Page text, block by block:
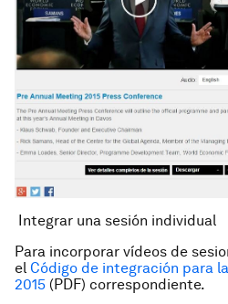
Integrar una sesión individual
Para incorporar vídeos de
el Código de integración para
2015 (PDF) correspondiente.